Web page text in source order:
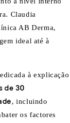
Claudia
AB Derma,
ideal até à
à explicação
de 30
, incluindo
os factores